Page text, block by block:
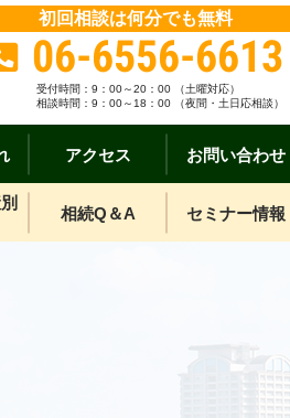
初回相談は何分でも無料
06-6556-6613
受付時間： 9：00～20：00 （土曜対応）
相談時間：9：00～18：00 （夜間・土日応相談）
アクセス お問い合わせ
相続Q＆A セミナー情報